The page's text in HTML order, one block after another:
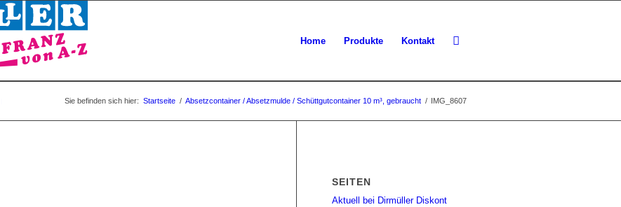
Home Produkte Kontakt
Sie befinden sich hier: Startseite / Absetzcontainer / Absetzmulde / Schüttgutcontainer 10 m³, gebraucht / IMG_8607
SEITEN
Aktuell bei Dirmüller Diskont